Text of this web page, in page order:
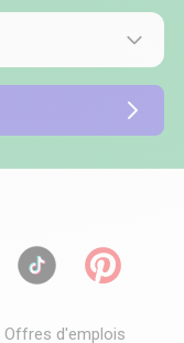
Offres d'emplois